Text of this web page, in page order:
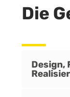
Die
Design,